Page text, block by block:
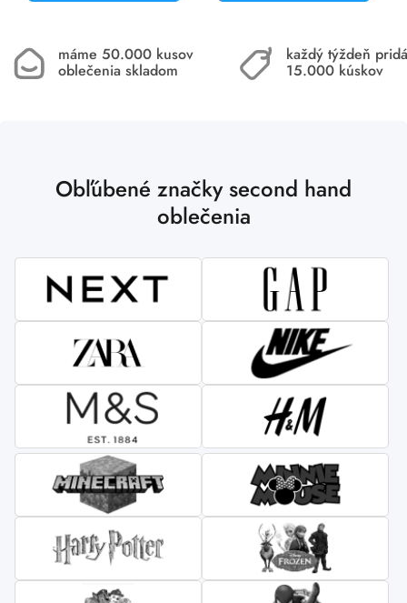
máme 50.000 kusov
oblečenia skladom
každý týždeň
15.000 kúskov
Obľúbené značky second hand
oblečenia